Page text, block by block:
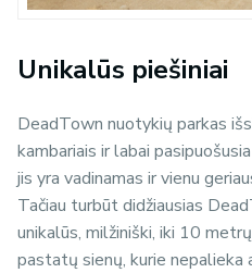
Unikalūs piešiniai
DeadTown nuotykių parkas
kambariais ir labai
jis yra vadinamas ir vienu
Tačiau turbūt didžiausias
unikalūs, milžiniški, iki 10
pastatų sienų, kurie nepalieka